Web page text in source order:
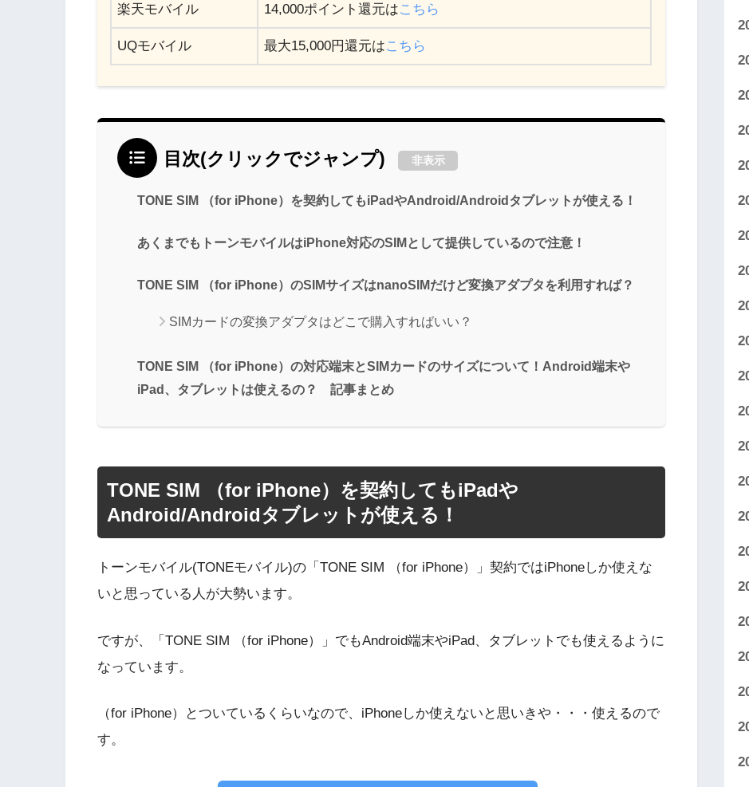
楽天モバイル 14,000ポイント還元はこちら
UQモバイル 最大15,000円還元はこちら
目次(クリックでジャンプ) 非表示
TONE SIM （for iPhone）を契約してもiPadやAndroid/Androidタブレットが使える！
あくまでもトーンモバイルはiPhone対応のSIMとして提供しているので注意！
TONE SIM （for iPhone）のSIMサイズはnanoSIMだけど変換アダプタを利用すれば？
SIMカードの変換アダプタはどこで購入すればいい？
TONE SIM （for iPhone）の対応端末とSIMカードのサイズについて！Android端末や
iPad、タブレットは使えるの？ 記事まとめ
TONE SIM （for iPhone）を契約してもiPadや
Android/Androidタブレットが使える！
トーンモバイル(TONEモバイル)の「TONE SIM （for iPhone）」契約ではiPhoneしか使えな
いと思っている人が大勢います。
ですが、「TONE SIM （for iPhone）」でもAndroid端末やiPad、タブレットでも使えるように
なっています。
（for iPhone）とついているくらいなので、iPhoneしか使えないと思いきや・・・使えるので
す。